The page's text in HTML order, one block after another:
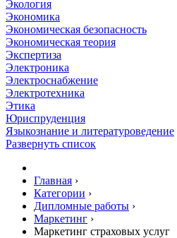
Экология
Экономика
Экономическая безопасность
Экономическая теория
Экспертиза
Электроника
Электроснабжение
Электротехника
Этика
Юриспруденция
Языкознание и литературоведение
Развернуть список
Главная ›
Категории ›
Дипломные работы ›
Маркетинг ›
Маркетинг страховых услуг